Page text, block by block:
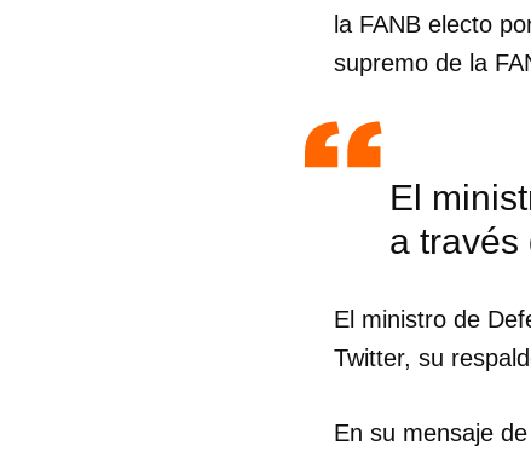
la FANB electo
supremo de la
El
a través
El ministro de
Twitter, su
En su mensaje